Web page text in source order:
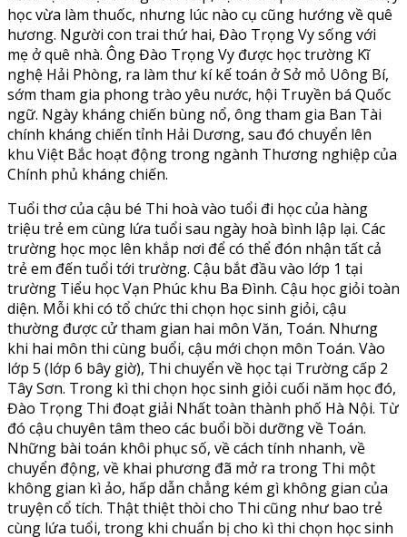
học vừa làm thuốc, nhưng lúc nào cụ cũng hướng về quê
hương. Người con trai thứ hai, Đào Trọng Vy sống với
mẹ ở quê nhà. Ông Đào Trọng Vy được học trường Kĩ
nghệ Hải Phòng, ra làm thư kí kế toán ở Sở mỏ Uông Bí,
sớm tham gia phong trào yêu nước, hội Truyền bá Quốc
ngữ. Ngày kháng chiến bùng nổ, ông tham gia Ban Tài
chính kháng chiến tỉnh Hải Dương, sau đó chuyển lên
khu Việt Bắc hoạt động trong ngành Thương nghiệp của
Chính phủ kháng chiến.
Tuổi thơ của cậu bé Thi hoà vào tuổi đi học của hàng
triệu trẻ em cùng lứa tuổi sau ngày hoà bình lập lại. Các
trường học mọc lên khắp nơi để có thể đón nhận tất cả
trẻ em đến tuổi tới trường. Cậu bắt đầu vào lớp 1 tại
trường Tiểu học Vạn Phúc khu Ba Đình. Cậu học giỏi toàn
diện. Mỗi khi có tổ chức thi chọn học sinh giỏi, cậu
thường được cử tham gian hai môn Văn, Toán. Nhưng
khi hai môn thi cùng buổi, cậu mới chọn môn Toán. Vào
lớp 5 (lớp 6 bây giờ), Thi chuyển về học tại Trường cấp 2
Tây Sơn. Trong kì thi chọn học sinh giỏi cuối năm học đó,
Đào Trọng Thi đoạt giải Nhất toàn thành phố Hà Nội. Từ
đó cậu chuyên tâm theo các buổi bồi dưỡng về Toán.
Những bài toán khôi phục số, về cách tính nhanh, về
chuyển động, về khai phương đã mở ra trong Thi một
không gian kì ảo, hấp dẫn chẳng kém gì không gian của
truyện cổ tích. Thật thiệt thòi cho Thi cũng như bao trẻ
cùng lứa tuổi, trong khi chuẩn bị cho kì thi chọn học sinh